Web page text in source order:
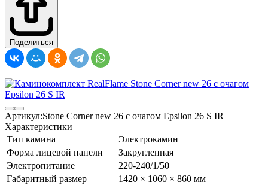
Поделиться
Артикул:Stone Corner new 26 с очагом Epsilon 26 S IR
Характеристики
Тип камина
Электрокамин
Форма лицевой панели
Закругленная
Электропитание
220-240/1/50
Габаритный размер
1420 × 1060 × 860 мм